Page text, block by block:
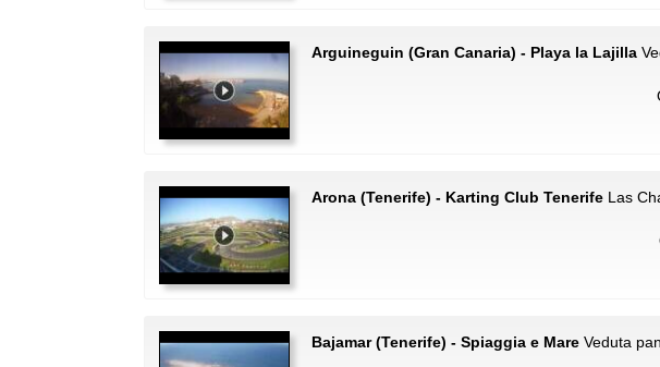
Arguineguin (Gran Canaria) - Playa la Lajilla
Arona (Tenerife) - Karting Club Tenerife Las
Bajamar (Tenerife) - Spiaggia e Mare Veduta